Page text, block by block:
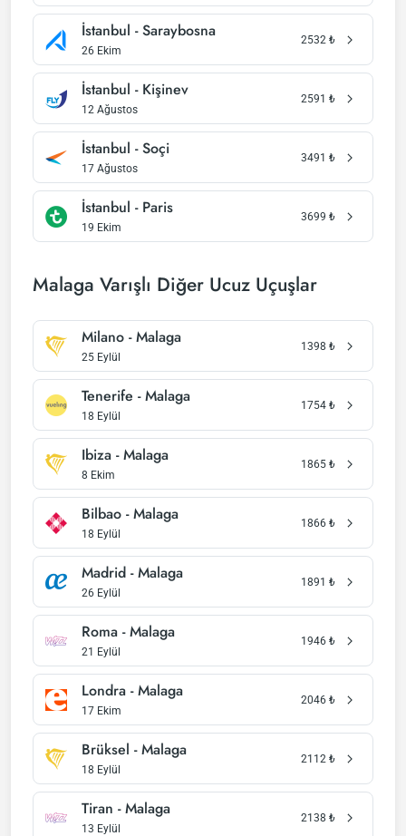
İstanbul - Saraybosna
26 Ekim
2532 ₺
İstanbul - Kişinev
12 Ağustos
2591 ₺
İstanbul - Soçi
17 Ağustos
3491 ₺
İstanbul - Paris
19 Ekim
3699 ₺
Malaga Varışlı Diğer Ucuz Uçuşlar
Milano - Malaga
25 Eylül
1398 ₺
Tenerife - Malaga
18 Eylül
1754 ₺
Ibiza - Malaga
8 Ekim
1865 ₺
Bilbao - Malaga
18 Eylül
1866 ₺
Madrid - Malaga
26 Eylül
1891 ₺
Roma - Malaga
21 Eylül
1946 ₺
Londra - Malaga
17 Ekim
2046 ₺
Brüksel - Malaga
18 Eylül
2112 ₺
Tiran - Malaga
13 Eylül
2138 ₺